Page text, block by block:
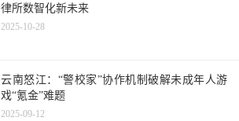
律所数智化新未来
2025-10-28
云南怒江：“警校家”协作机制破解未成年人游
戏“氪金”难题
2025-09-12